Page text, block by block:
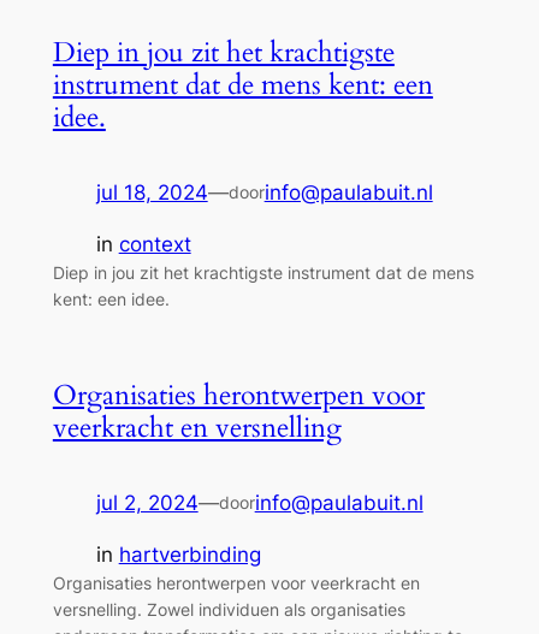
Diep in jou zit het krachtigste
instrument dat de mens kent: een
idee.
jul 18, 2024—doorinfo@paulabuit.nl
in context
Diep in jou zit het krachtigste instrument dat de mens
kent: een idee.
Organisaties herontwerpen voor
veerkracht en versnelling
jul 2, 2024—doorinfo@paulabuit.nl
in hartverbinding
Organisaties herontwerpen voor veerkracht en
versnelling. Zowel individuen als organisaties